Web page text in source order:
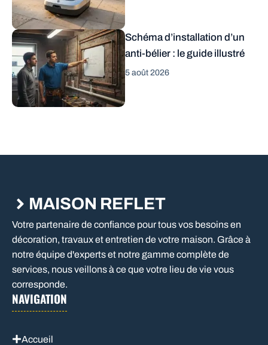
Schéma d’installation d’un
anti-bélier : le guide illustré
5 août 2026
MAISON REFLET
Votre partenaire de confiance pour tous vos besoins en
décoration, travaux et entretien de votre maison. Grâce à
notre équipe d'experts et notre gamme complète de
services, nous veillons à ce que votre lieu de vie vous
corresponde.
NAVIGATION
Accueil